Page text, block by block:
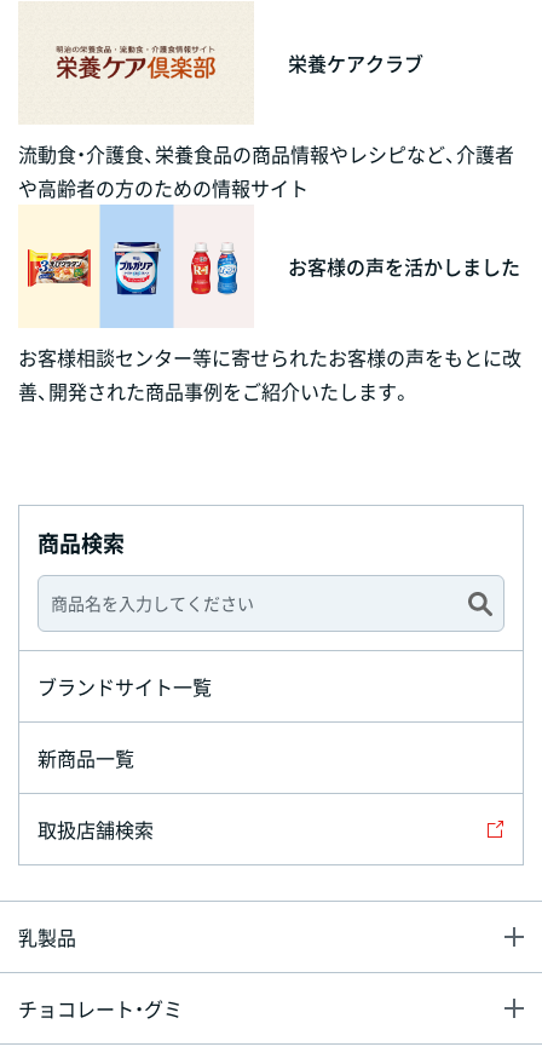
栄養ケアクラブ
流動食・介護食、栄養食品の商品情報やレシピなど、介護者
や高齢者の方のための情報サイト
お客様の声を活かしました
お客様相談センター等に寄せられたお客様の声をもとに改
善、開発された商品事例をご紹介いたします。
商品検索
ブランドサイト一覧
新商品一覧
取扱店舗検索
乳製品
チョコレート・グミ